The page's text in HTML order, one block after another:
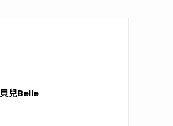
貝兒Belle